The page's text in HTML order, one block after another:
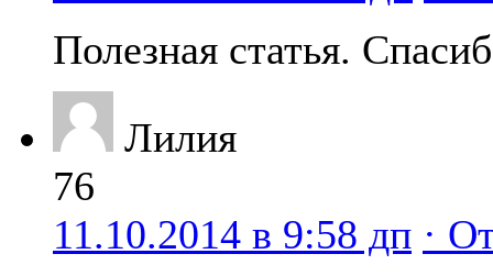
Полезная статья.
Лилия
76
11.10.2014 в 9:58 дп ·